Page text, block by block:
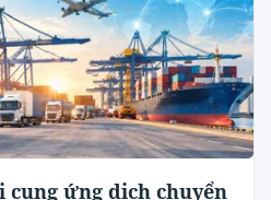
cung ứng dịch chuyển